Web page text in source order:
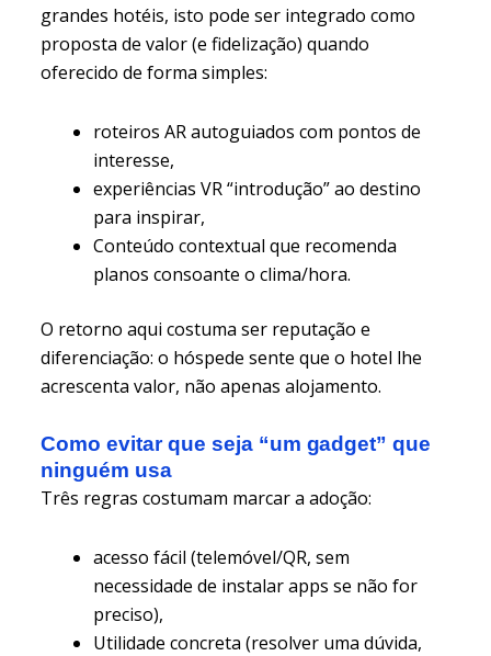
grandes hotéis, isto pode ser integrado como
proposta de valor (e fidelização) quando
oferecido de forma simples:
roteiros AR autoguiados com pontos de
interesse,
experiências VR “introdução” ao destino
para inspirar,
Conteúdo contextual que recomenda
planos consoante o clima/hora.
O retorno aqui costuma ser reputação e
diferenciação: o hóspede sente que o hotel lhe
acrescenta valor, não apenas alojamento.
Como evitar que seja “um gadget” que
ninguém usa
Três regras costumam marcar a adoção:
acesso fácil (telemóvel/QR, sem
necessidade de instalar apps se não for
preciso),
Utilidade concreta (resolver uma dúvida,